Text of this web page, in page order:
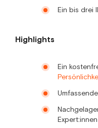
Ein bis drei
Highlights
Ein
Expert:innen